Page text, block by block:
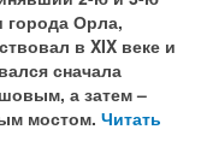
города Орла,
в XIX веке и
сначала
а затем –
мостом. Читать